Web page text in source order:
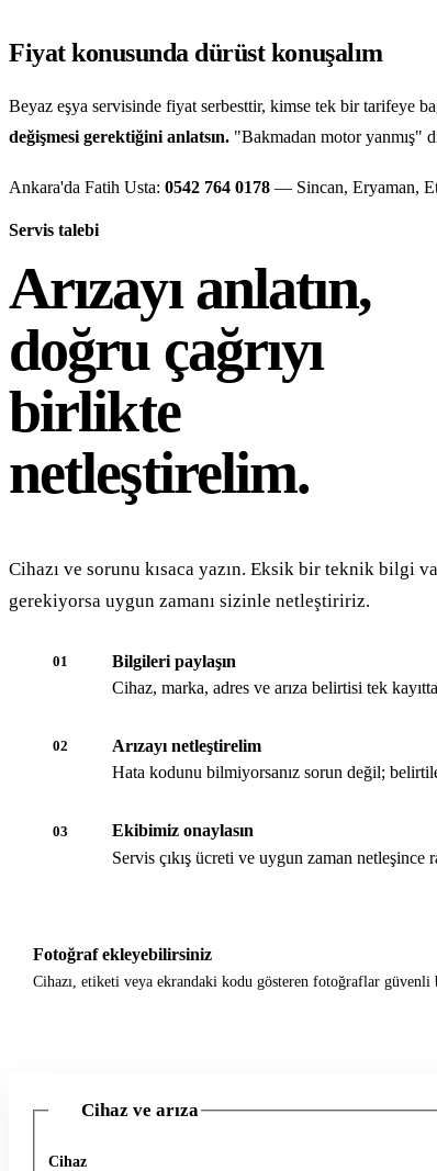
Fiyat konusunda dürüst konuşalım
Beyaz eşya servisinde fiyat serbesttir, kimse tek bir tarifeye
değişmesi gerektiğini anlatsın. "Bakmadan motor yanmış"
Ankara'da Fatih Usta: 0542 764 0178 — Sincan, Eryaman,
Servis talebi
Arızayı anlatın,
doğru çağrıyı
birlikte
netleştirelim.
Cihazı ve sorunu kısaca yazın. Eksik bir teknik bilgi
gerekiyorsa uygun zamanı sizinle netleştiririz.
01
Bilgileri paylaşın
Cihaz, marka, adres ve arıza belirtisi tek
02
Arızayı netleştirelim
Hata kodunu bilmiyorsanız sorun değil;
03
Ekibimiz onaylasın
Servis çıkış ücreti ve uygun zaman netleşince
Fotoğraf ekleyebilirsiniz
Cihazı, etiketi veya ekrandaki kodu gösteren fotoğraflar
Cihaz ve arıza
Cihaz